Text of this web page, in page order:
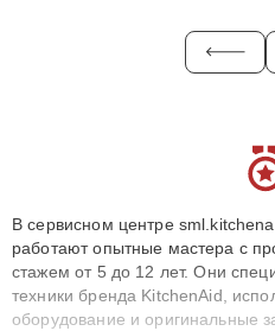
В сервисном центре
работают опытные мастера с
стажем от 5 до 12 лет. Они
техники бренда KitchenAid,
оборудование и оригинальные